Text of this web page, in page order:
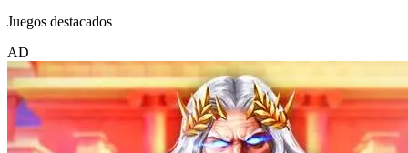
Juegos destacados
AD